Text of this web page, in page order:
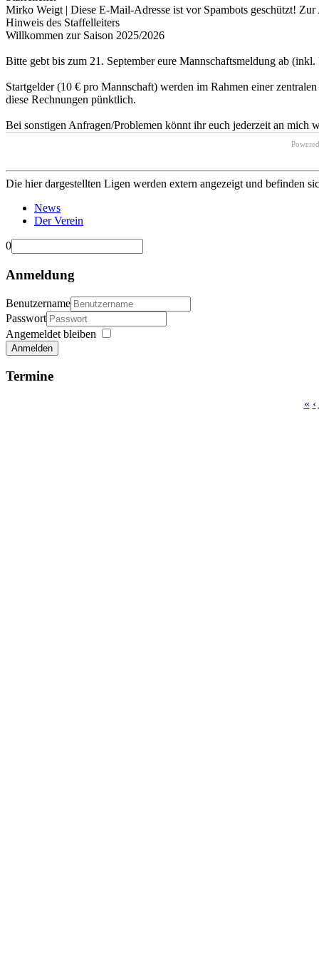
Mirko Weigt | Diese E-Mail-Adresse ist vor Spambots geschützt! Zur
Hinweis des Staffelleiters
Willkommen zur Saison 2025/2026
Bitte gebt bis zum 21. September eure Mannschaftsmeldung ab
Startgelder (10 € pro Mannschaft) werden im Rahmen einer
diese Rechnungen pünktlich.
Bei sonstigen Anfragen/Problemen könnt ihr euch jederzeit an mich
Die hier dargestellten Ligen werden extern angezeigt und befinden
News
Der Verein
0
Anmeldung
Benutzername
Passwort
Angemeldet bleiben
Anmelden
Termine
« ‹